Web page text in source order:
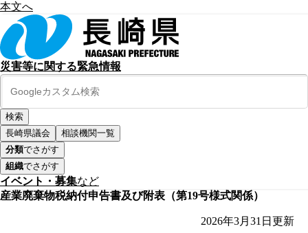
本文へ
災害等に関する緊急情報
長崎県議会
相談機関一覧
分類でさがす
組織でさがす
イベント・募集など
産業廃棄物税納付申告書及び附表（第19号様式関係）
2026年3月31日 更新